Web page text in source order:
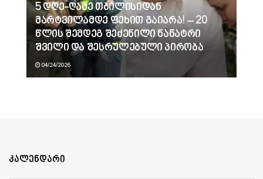
5 დღე-ღამე თბილისიდან
მარტვილამდე ფეხით გაიარა! – 20
წლის შემდეგ შეძენილი ნანატრი
შვილი და შესრულებული პირობა
04/24/2026
კალენდარი